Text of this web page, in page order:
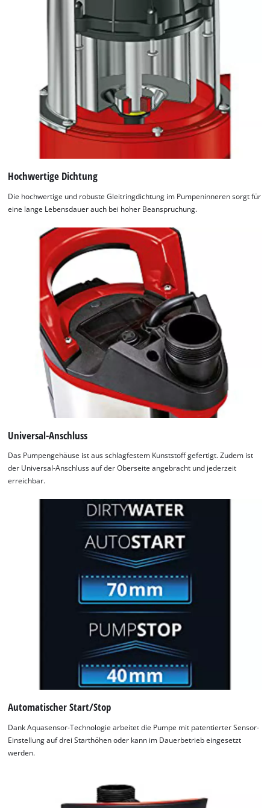
Hochwertige Dichtung
Die hochwertige und robuste Gleitringdichtung im Pumpeninneren sorgt für
eine lange Lebensdauer auch bei hoher Beanspruchung.
Universal-Anschluss
Das Pumpengehäuse ist aus schlagfestem Kunststoff gefertigt. Zudem ist
der Universal-Anschluss auf der Oberseite angebracht und jederzeit
erreichbar.
Automatischer Start/Stop
Dank Aquasensor-Technologie arbeitet die Pumpe mit patentierter Sensor-
Einstellung auf drei Starthöhen oder kann im Dauerbetrieb eingesetzt
werden.